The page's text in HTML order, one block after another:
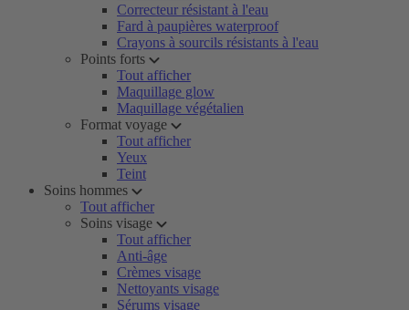
Correcteur résistant à l'eau
Fard à paupières waterproof
Crayons à sourcils résistants à l'eau
Points forts
Tout afficher
Maquillage glow
Maquillage végétalien
Format voyage
Tout afficher
Yeux
Teint
Soins hommes
Tout afficher
Soins visage
Tout afficher
Anti-âge
Crèmes visage
Nettoyants visage
Sérums visage